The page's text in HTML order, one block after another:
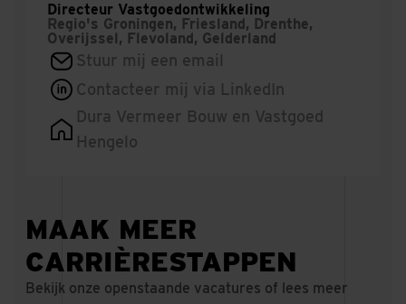
Directeur Vastgoedontwikkeling
Regio's Groningen, Friesland, Drenthe,
Overijssel, Flevoland, Gelderland
Stuur mij een email
Contacteer mij via LinkedIn
Dura Vermeer Bouw en Vastgoed
Hengelo
MAAK MEER
CARRIÈRESTAPPEN
Bekijk onze openstaande vacatures of lees meer